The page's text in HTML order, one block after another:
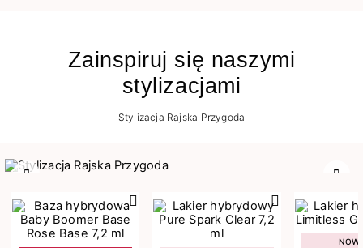
Zainspiruj się naszymi
stylizacjami
Stylizacja Rajska Przygoda